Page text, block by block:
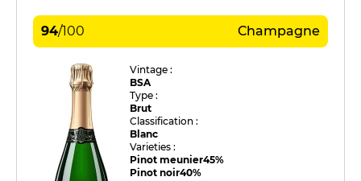
94/100 Champagne
Vintage :
BSA
Type :
Brut
Classification :
Blanc
Varieties :
Pinot meunier45%
Pinot noir40%